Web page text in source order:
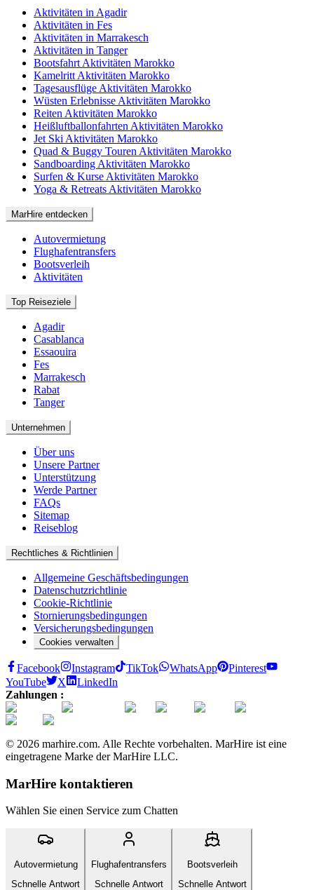
Aktivitäten in Agadir
Aktivitäten in Fes
Aktivitäten in Marrakesch
Aktivitäten in Tanger
Bootsfahrt Aktivitäten Marokko
Kamelritt Aktivitäten Marokko
Tagesausflüge Aktivitäten Marokko
Wüsten Erlebnisse Aktivitäten Marokko
Reiten Aktivitäten Marokko
Heißluftballonfahrten Aktivitäten Marokko
Jet Ski Aktivitäten Marokko
Quad & Buggy Touren Aktivitäten Marokko
Sandboarding Aktivitäten Marokko
Surfen & Kurse Aktivitäten Marokko
Yoga & Retreats Aktivitäten Marokko
MarHire entdecken
Autovermietung
Flughafentransfers
Bootsverleih
Aktivitäten
Top Reiseziele
Agadir
Casablanca
Essaouira
Fes
Marrakesch
Rabat
Tanger
Unternehmen
Über uns
Unsere Partner
Unterstützung
Werde Partner
FAQs
Sitemap
Reiseblog
Rechtliches & Richtlinien
Allgemeine Geschäftsbedingungen
Datenschutzrichtlinie
Cookie-Richtlinie
Stornierungsbedingungen
Versicherungsbedingungen
Cookies verwalten
Facebook Instagram TikTok WhatsApp
Pinterest
YouTube
X
LinkedIn
Zahlungen :
© 2026 marhire.com. Alle Rechte vorbehalten. MarHire ist eine
eingetragene Marke der MarHire LLC.
MarHire kontaktieren
Wählen Sie einen Service zum Chatten
Autovermietung
Schnelle Antwort
Flughafentransfers
Schnelle Antwort
Bootsverleih
Schnelle Antwort